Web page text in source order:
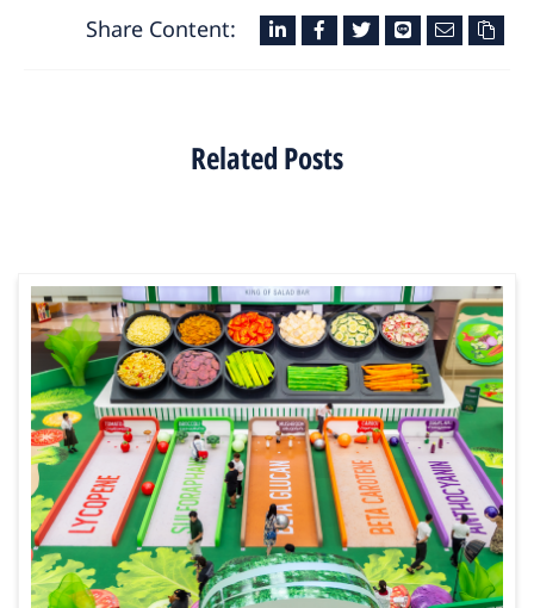
Share Content:
Related Posts